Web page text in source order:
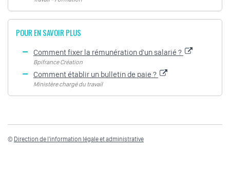
POUR EN SAVOIR PLUS
Comment fixer la rémunération d'un salarié ?
Bpifrance Création
Comment établir un bulletin de paie ?
Ministère chargé du travail
© Direction de l'information légale et administrative